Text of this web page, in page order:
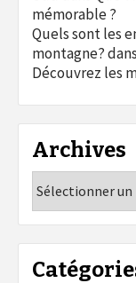
mémorable ?
Quels sont les
montagne?dans
Découvrez les
Archives